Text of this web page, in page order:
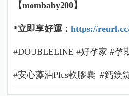
【mombaby200】
*立即享好運： https://
#DOUBLELINE #好孕家 #孕
#安心藻油Plus軟膠囊 #鈣鎂